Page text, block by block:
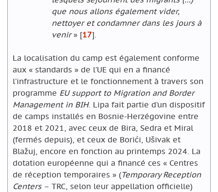
que nous allons également vider,
nettoyer et condamner dans les jours à
venir»[17].
La localisation du camp est également conforme
aux « standards » de l’UE qui en a financé
l’infrastructure et le fonctionnement à travers son
programme EU support to Migration and Border
Management in BIH. Lipa fait partie d’un dispositif
de camps installés en Bosnie-Herzégovine entre
2018 et 2021, avec ceux de Bira, Sedra et Miral
(fermés depuis), et ceux de Borići, Ušivak et
Blažuj, encore en fonction au printemps 2024. La
dotation européenne qui a financé ces « Centres
de réception temporaires » (Temporary Reception
Centers – TRC, selon leur appellation officielle)